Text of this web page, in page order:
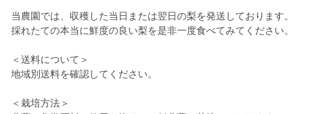
当農園では、収穫した当日または翌日の梨を発送しております。
採れたての本当に鮮度の良い梨を是非一度食べてみてください。
＜送料について＞
地域別送料を確認してください。
＜栽培方法＞